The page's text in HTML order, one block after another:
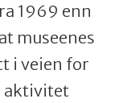
1969 enn
museenes
i veien for
aktivitet